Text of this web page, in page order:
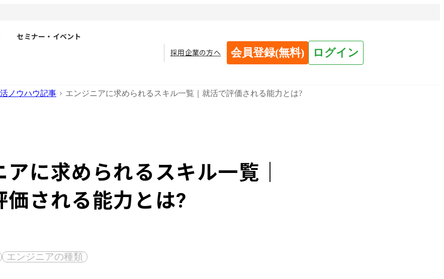
セミナー・イベント
採用企業の方へ 会員登録(無料) ログイン
ノウハウ記事 エンジニアに求められるスキル一覧｜就活で評価される能力とは?
アに求められるスキル一覧｜
価される能力とは?
エンジニアの種類